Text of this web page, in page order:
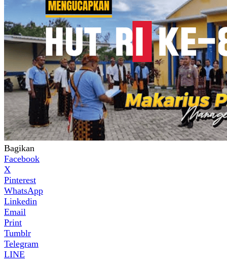
Bagikan
Facebook
X
Pinterest
WhatsApp
Linkedin
Email
Print
Tumblr
Telegram
LINE